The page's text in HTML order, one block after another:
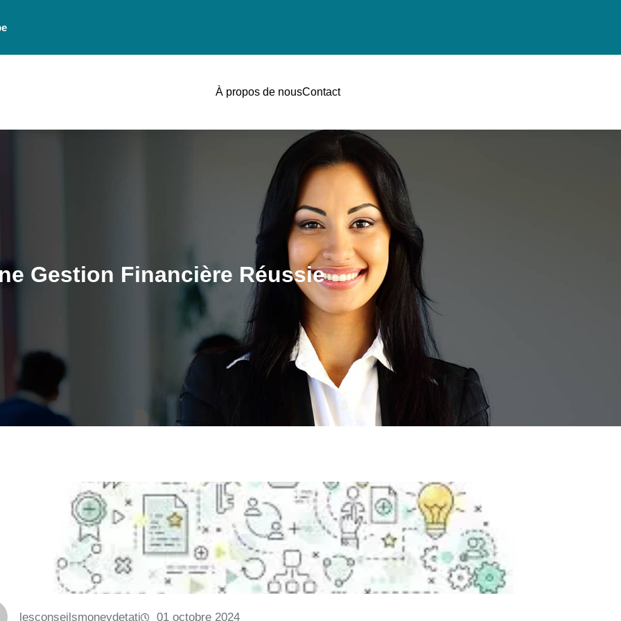
À propos de nousContact
Gestion Financière Réussie
lesconseilsmoneydetati 01 octobre 2024